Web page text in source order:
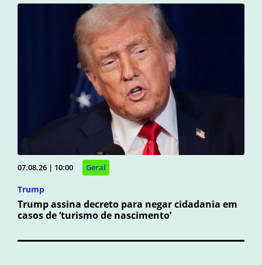
07.08.26 | 10:00 Geral
Trump
Trump assina decreto para negar cidadania em
casos de ‘turismo de nascimento’